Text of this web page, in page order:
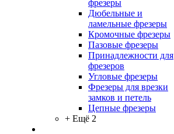
фрезеры
Дюбельные и
ламельные фрезеры
Кромочные фрезеры
Пазовые фрезеры
Принадлежности для
фрезеров
Угловые фрезеры
Фрезеры для врезки
замков и петель
Цепные фрезеры
+ Ещё 2